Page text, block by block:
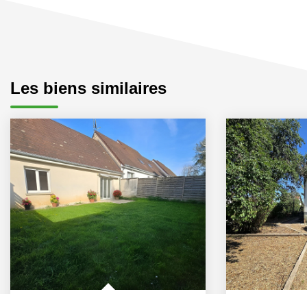
Les biens similaires